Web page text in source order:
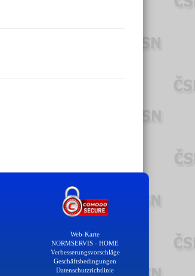
Web-Karte
NORMSERVIS - HOME
Verbesserungsvorschläge
Geschäftsbedingungen
Datenschutzrichtlinie